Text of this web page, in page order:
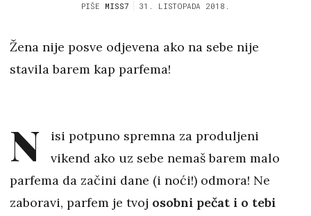
PIŠE MISS7 31. LISTOPADA 2018.
Žena nije posve odjevena ako na sebe nije
stavila barem kap parfema!
N
isi potpuno spremna za produljeni
vikend ako uz sebe nemaš barem malo
parfema da začini dane (i noći!) odmora! Ne
zaboravi, parfem je tvoj osobni pečat i o tebi